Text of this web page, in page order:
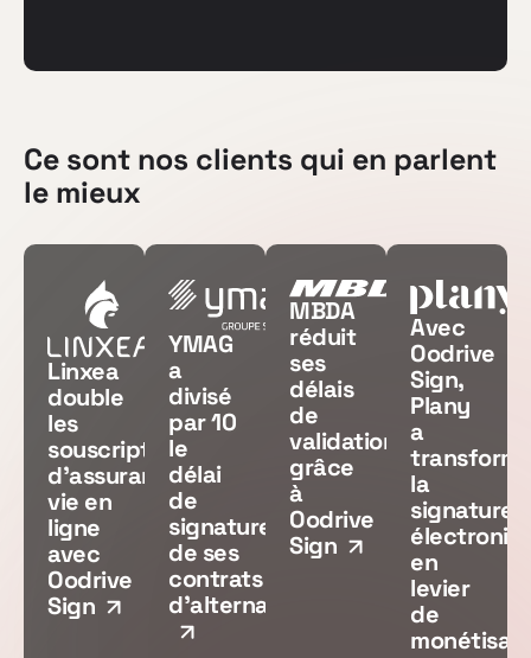
Ce sont nos clients qui en parlent
le mieux
Linxea
double
les
souscriptions
d’assurance
vie en
ligne
avec
Oodrive
Sign
YMAG
a
divisé
par 10
le
délai
de
signature
de ses
contrats
d'alternance
MBDA
réduit
ses
délais
de
validation
grâce
à
Oodrive
Sign
Avec
Oodrive
Sign,
Plany
a
la
signature
en
levier
de